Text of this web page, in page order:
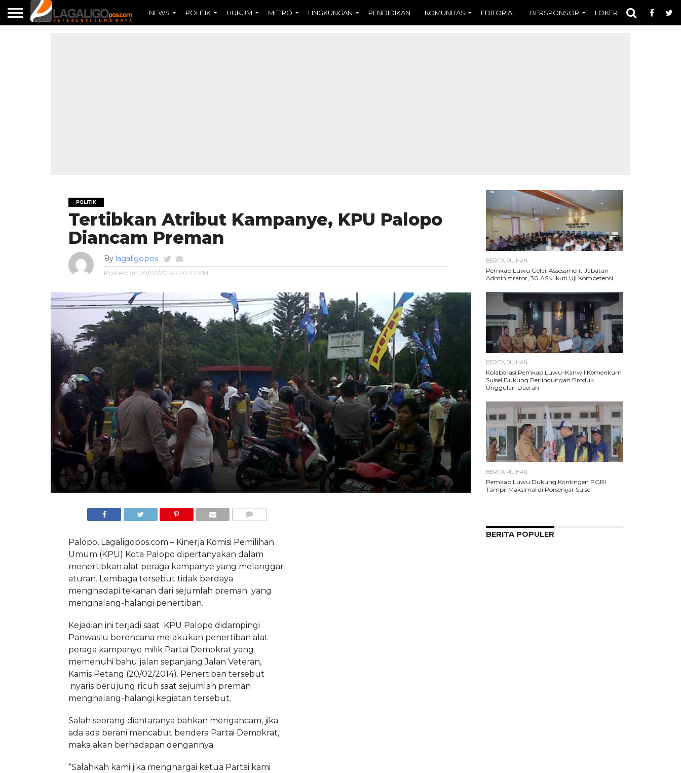
NEWS POLITIK HUKUM METRO LINGKUNGAN PENDIDIKAN KOMUNITAS EDITORIAL BERSPONSOR LOKER OPINI
POLITIK
Tertibkan Atribut Kampanye, KPU Palopo
Diancam Preman
By lagaligopos
Posted on 20/02/2014 - 20:42 PM
Palopo, Lagaligopos.com – Kinerja Komisi Pemilihan
Umum (KPU) Kota Palopo dipertanyakan dalam
menertibkan alat peraga kampanye yang melanggar
aturan. Lembaga tersebut tidak berdaya
menghadapi tekanan dari sejumlah preman yang
menghalang-halangi penertiban.
Kejadian ini terjadi saat KPU Palopo didampingi
Panwaslu berencana melakukan penertiban alat
peraga kampanye milik Partai Demokrat yang
memenuhi bahu jalan sepanjang Jalan Veteran,
Kamis Petang (20/02/2014). Penertiban tersebut
nyaris berujung ricuh saat sejumlah preman
menghalang-halangi kegiatan tersebut.
Salah seorang diantaranya bahkan mengancam, jika
ada ada berani mencabut bendera Partai Demokrat,
maka akan berhadapan dengannya.
“Salahkah kami jika menghargai ketua Partai kami
BERITA PILIHAN
Pemkab Luwu Gelar Assessment Jabatan
Administrator, 30 ASN Ikuti Uji Kompetensi
BERITA PILIHAN
Kolaborasi Pemkab Luwu–Kanwil Kemenkum
Sulsel Dukung Perlindungan Produk
Unggulan Daerah
BERITA PILIHAN
Pemkab Luwu Dukung Kontingen PGRI
Tampil Maksimal di Porsenijar Sulsel
BERITA POPULER